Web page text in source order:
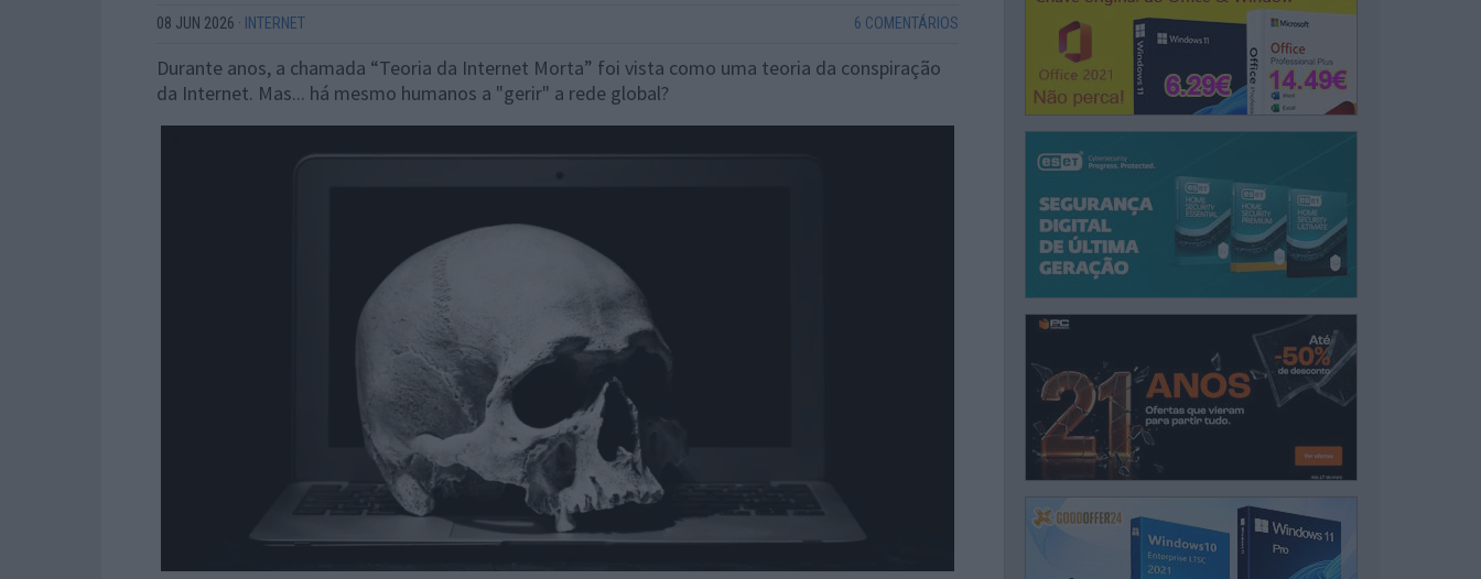
08 JUN 2026 · INTERNET 6 COMENTÁRIOS
Durante anos, a chamada “Teoria da Internet Morta” foi vista como uma teoria da conspiração
da Internet. Mas... há mesmo humanos a "gerir" a rede global?